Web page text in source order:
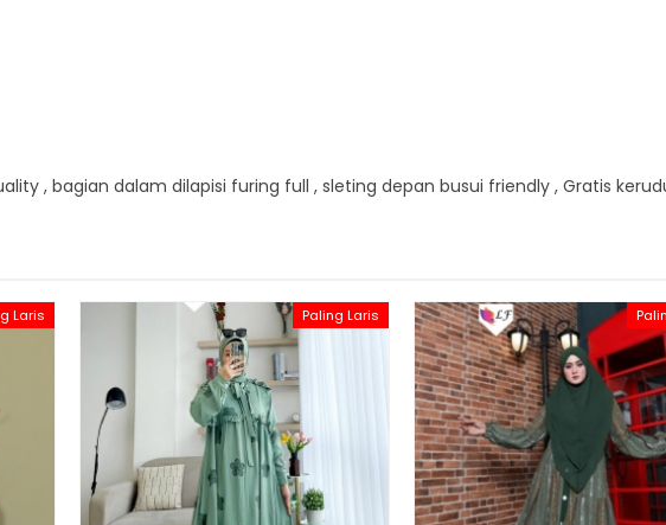
, bagian dalam dilapisi furing full , sleting depan busui friendly , Gratis
Laris Paling Laris